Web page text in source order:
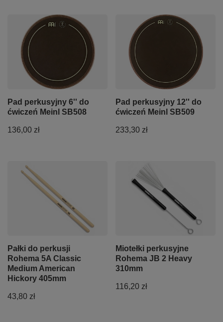
Pad perkusyjny 6'' do
ćwiczeń Meinl SB508
136,00 zł
Pad perkusyjny 12'' do
ćwiczeń Meinl SB509
233,30 zł
Pałki do perkusji
Rohema 5A Classic
Medium American
Hickory 405mm
43,80 zł
Miotełki perkusyjne
Rohema JB 2 Heavy
310mm
116,20 zł